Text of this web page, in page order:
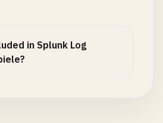
in Splunk Log